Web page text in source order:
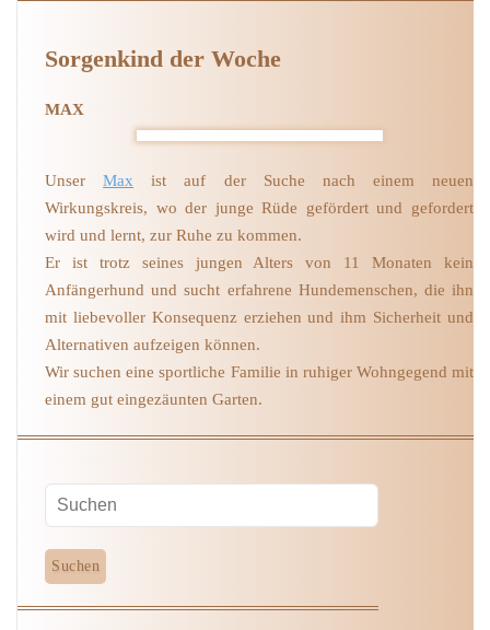
Sorgenkind der Woche
MAX
UnserMax ist auf der Suche nach einem neuen
Wirkungskreis, wo der junge Rüde gefördert und gefordert
wird und lernt, zur Ruhe zu kommen.
Er ist trotz seines jungen Alters von 11 Monaten kein
Anfängerhund und sucht erfahrene Hundemenschen, die ihn
mit liebevoller Konsequenz erziehen und ihm Sicherheit und
Alternativen aufzeigen können.
Wir suchen eine sportliche Familie in ruhiger Wohngegend mit
einem gut eingezäunten Garten.